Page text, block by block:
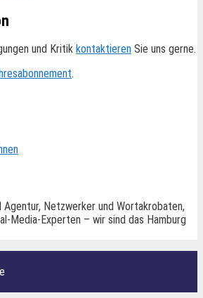
und Kritik kontaktieren Sie uns gerne.
.
Agentur, Netzwerker und Wortakrobaten,
Media-Experten – wir sind das Hamburg